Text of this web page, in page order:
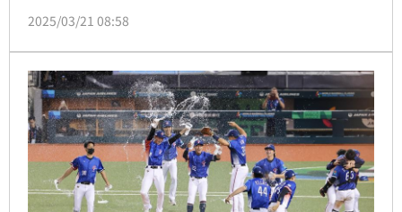
平接受日媒訪問時，透露有飆出170公里火球的目標。
2025/03/21 08:58